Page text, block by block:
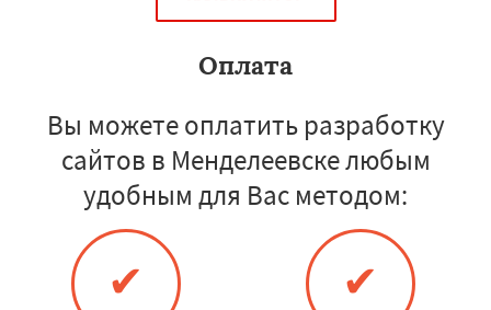
Оплата
Вы можете оплатить разработку
сайтов в Менделеевске любым
удобным для Вас методом:
✔ ✔